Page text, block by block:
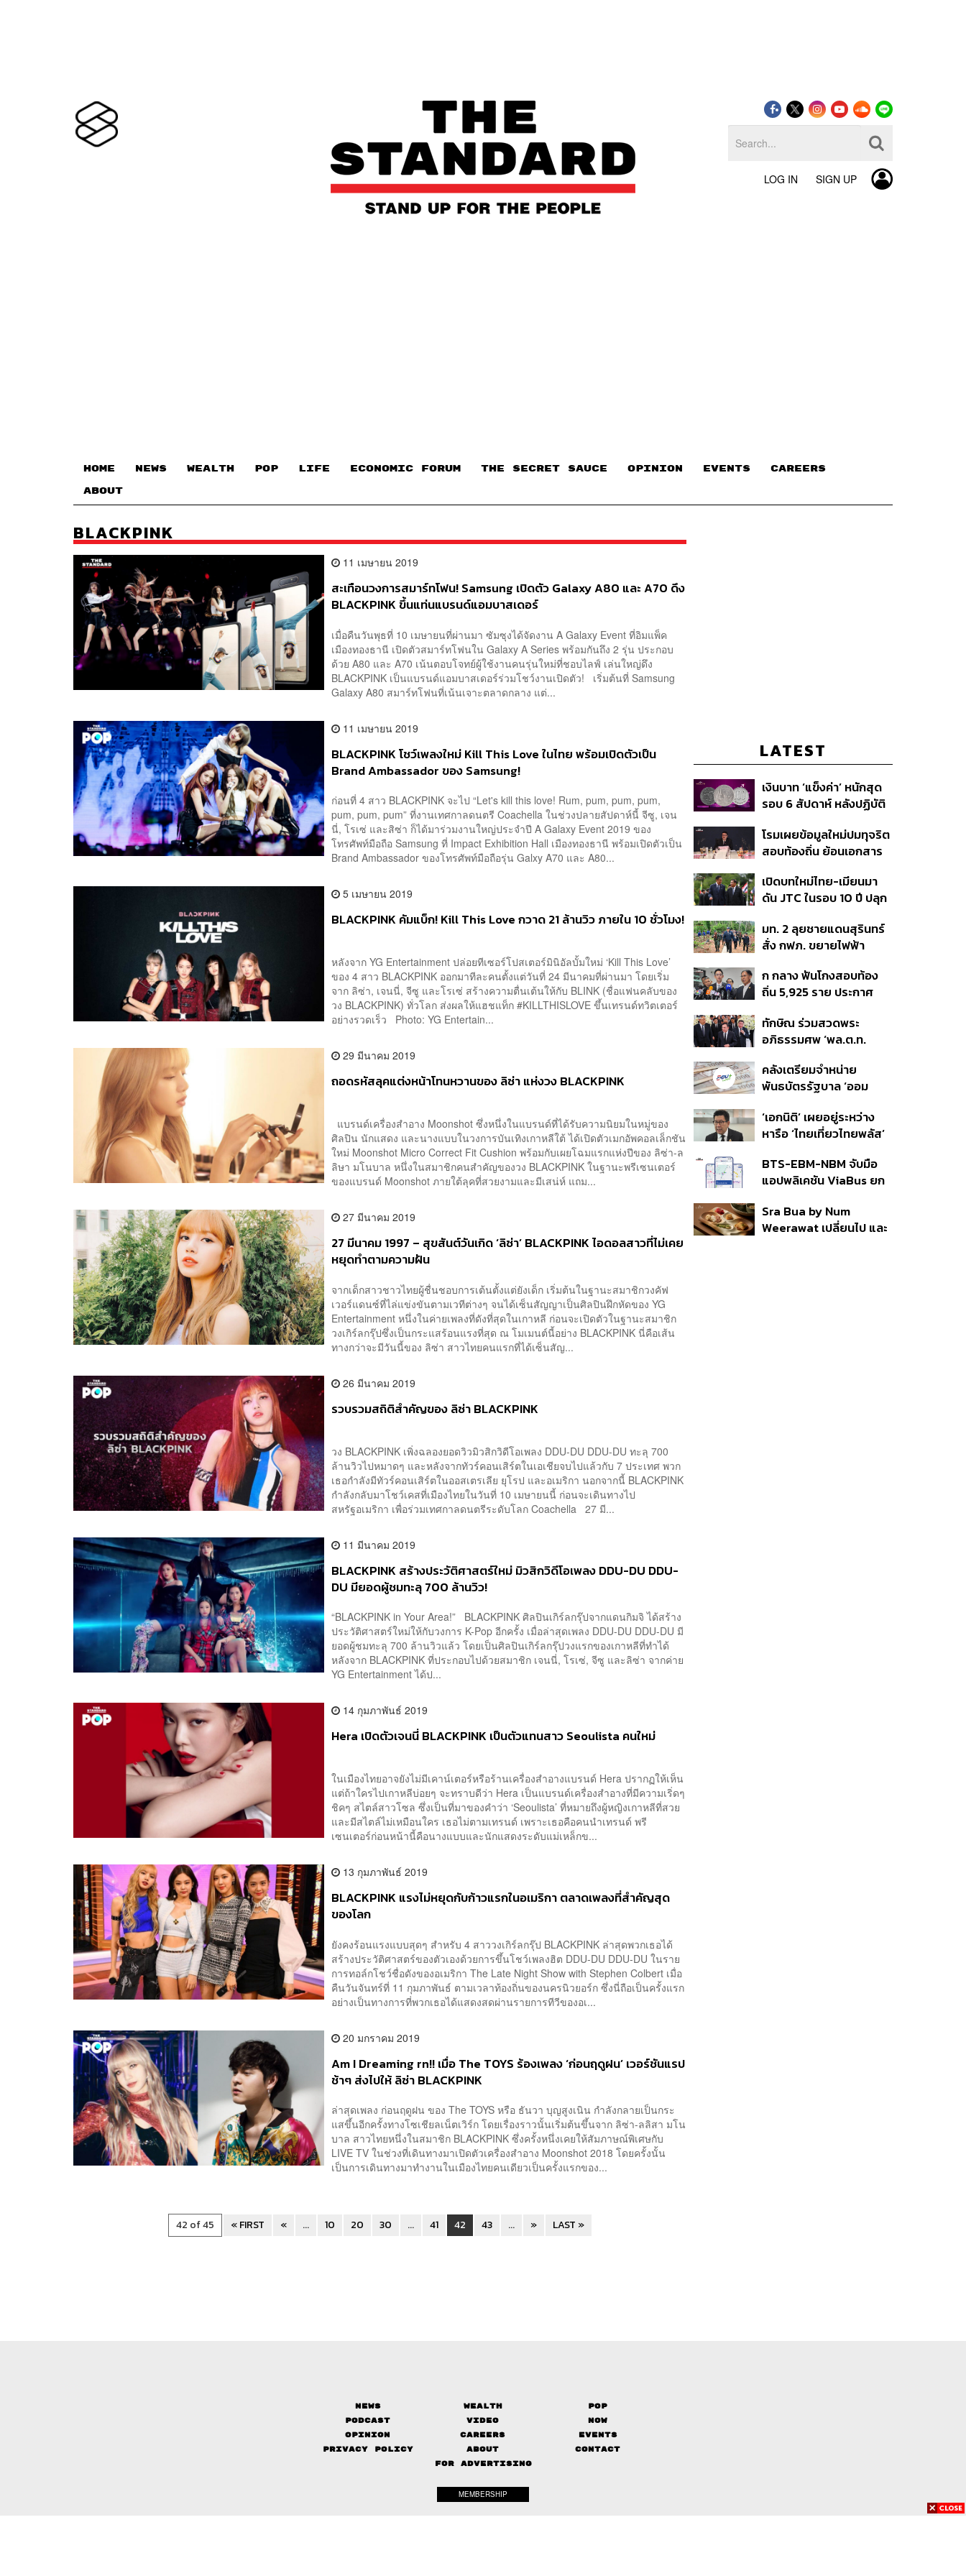
LOG IN SIGN UP
HOME NEWS WEALTH POP LIFE ECONOMIC FORUM THE SECRET SAUCE​ OPINION EVENTS CAREERS
ABOUT
BLACKPINK
11 เมษายน 2019
สะเทือนวงการสมาร์ทโฟน! Samsung เปิดตัว Galaxy A80 และ A70 ดึง
BLACKPINK ขึ้นแท่นแบรนด์แอมบาสเดอร์
เมื่อคืนวันพุธที่ 10 เมษายนที่ผ่านมา ซัมซุงได้จัดงาน A Galaxy Event ที่อิมแพ็ค
เมืองทองธานี เปิดตัวสมาร์ทโฟนใน Galaxy A Series พร้อมกันถึง 2 รุ่น ประกอบ
ด้วย A80 และ A70 เน้นตอบโจทย์ผู้ใช้งานคนรุ่นใหม่ที่ชอบไลฟ์ เล่นใหญ่ดึง
BLACKPINK เป็นแบรนด์แอมบาสเดอร์ร่วมโชว์งานเปิดตัว! เริ่มต้นที่ Samsung
Galaxy A80 สมาร์ทโฟนที่เน้นเจาะตลาดกลาง แต่...
11 เมษายน 2019
BLACKPINK โชว์เพลงใหม่ Kill This Love ในไทย พร้อมเปิดตัวเป็น
Brand Ambassador ของ Samsung!
ก่อนที่ 4 สาว BLACKPINK จะไป “Let's kill this love! Rum, pum, pum, pum,
pum, pum, pum” ที่งานเทศกาลดนตรี Coachella ในช่วงปลายสัปดาห์นี้ จีซู, เจน
นี่, โรเซ่ และสิซ่า ก็ได้มาร่วมงานใหญ่ประจำปี A Galaxy Event 2019 ของ
โทรศัพท์มือถือ Samsung ที่ Impact Exhibition Hall เมืองทองธานี พร้อมเปิดตัวเป็น
Brand Ambassador ของโทรศัพท์มือถือรุ่น Galxy A70 และ A80...
5 เมษายน 2019
BLACKPINK คัมแบ็ก! Kill This Love กวาด 21 ล้านวิว ภายใน 10 ชั่วโมง!
หลังจาก YG Entertainment ปล่อยทีเซอร์โปสเตอร์มินิอัลบั้มใหม่ ‘Kill This Love’
ของ 4 สาว BLACKPINK ออกมาทีละคนตั้งแต่วันที่ 24 มีนาคมที่ผ่านมา โดยเริ่ม
จาก ลิซ่า, เจนนี่, จีซู และโรเซ่ สร้างความตื่นเต้นให้กับ BLINK (ชื่อแฟนคลับของ
วง BLACKPINK) ทั่วโลก ส่งผลให้แฮชแท็ก #KILLTHISLOVE ขึ้นเทรนด์ทวิตเตอร์
อย่างรวดเร็ว Photo: YG Entertain...
29 มีนาคม 2019
ถอดรหัสลุคแต่งหน้าโทนหวานของ ลิซ่า แห่งวง BLACKPINK
แบรนด์เครื่องสำอาง Moonshot ซึ่งหนึ่งในแบรนด์ที่ได้รับความนิยมในหมู่ของ
ศิลปิน นักแสดง และนางแบบในวงการบันเทิงเกาหลีใต้ ได้เปิดตัวเมกอัพคอลเล็กชัน
ใหม่ Moonshot Micro Correct Fit Cushion พร้อมกับเผยโฉมแรกแห่งปีของ ลิซ่า-ล
ลิษา มโนบาล หนึ่งในสมาชิกคนสำคัญของวง BLACKPINK ในฐานะพรีเซนเตอร์
ของแบรนด์ Moonshot ภายใต้ลุคที่สวยงามและมีเสน่ห์ แถม...
27 มีนาคม 2019
27 มีนาคม 1997 – สุขสันต์วันเกิด ‘ลิซ่า’ BLACKPINK ไอดอลสาวที่ไม่เคย
หยุดทำตามความฝัน
จากเด็กสาวชาวไทยผู้ชื่นชอบการเต้นตั้งแต่ยังเด็ก เริ่มต้นในฐานะสมาชิกวงคัฟ
เวอร์แดนซ์ที่ไล่แข่งขันตามเวทีต่างๆ จนได้เซ็นสัญญาเป็นศิลปินฝึกหัดของ YG
Entertainment หนึ่งในค่ายเพลงที่ดังที่สุดในเกาหลี ก่อนจะเปิดตัวในฐานะสมาชิก
วงเกิร์ลกรุ๊ปซึ่งเป็นกระแสร้อนแรงที่สุด ณ โมเมนต์นี้อย่าง BLACKPINK นี่คือเส้น
ทางกว่าจะมีวันนี้ของ ลิซ่า สาวไทยคนแรกที่ได้เซ็นสัญ...
26 มีนาคม 2019
รวบรวมสถิติสำคัญของ ลิซ่า BLACKPINK
วง BLACKPINK เพิ่งฉลองยอดวิวมิวสิกวิดีโอเพลง DDU-DU DDU-DU ทะลุ 700
ล้านวิวไปหมาดๆ และหลังจากทัวร์คอนเสิร์ตในเอเชียจบไปแล้วกับ 7 ประเทศ พวก
เธอกำลังมีทัวร์คอนเสิร์ตในออสเตรเลีย ยุโรป และอเมริกา นอกจากนี้ BLACKPINK
กำลังกลับมาโชว์เคสที่เมืองไทยในวันที่ 10 เมษายนนี้ ก่อนจะเดินทางไป
สหรัฐอเมริกา เพื่อร่วมเทศกาลดนตรีระดับโลก Coachella 27 มี...
11 มีนาคม 2019
BLACKPINK สร้างประวัติศาสตร์ใหม่ มิวสิกวิดีโอเพลง DDU-DU DDU-
DU มียอดผู้ชมทะลุ 700 ล้านวิว!
“BLACKPINK in Your Area!” BLACKPINK ศิลปินเกิร์ลกรุ๊ปจากแดนกิมจิ ได้สร้าง
ประวัติศาสตร์ใหม่ให้กับวงการ K-Pop อีกครั้ง เมื่อล่าสุดเพลง DDU-DU DDU-DU มี
ยอดผู้ชมทะลุ 700 ล้านวิวแล้ว โดยเป็นศิลปินเกิร์ลกรุ๊ปวงแรกของเกาหลีที่ทำได้
หลังจาก BLACKPINK ที่ประกอบไปด้วยสมาชิก เจนนี่, โรเซ่, จีซู และลิซ่า จากค่าย
YG Entertainment ได้ป...
14 กุมภาพันธ์ 2019
Hera เปิดตัวเจนนี่ BLACKPINK เป็นตัวแทนสาว Seoulista คนใหม่
ในเมืองไทยอาจยังไม่มีเคาน์เตอร์หรือร้านเครื่องสำอางแบรนด์ Hera ปรากฏให้เห็น
แต่ถ้าใครไปเกาหลีบ่อยๆ จะทราบดีว่า Hera เป็นแบรนด์เครื่องสำอางที่มีความเริ่ดๆ
ชิคๆ สไตล์สาวโซล ซึ่งเป็นที่มาของคำว่า ‘Seoulista’ ที่หมายถึงผู้หญิงเกาหลีที่สวย
และมีสไตล์ไม่เหมือนใคร เธอไม่ตามเทรนด์ เพราะเธอคือคนนำเทรนด์ พรี
เซนเตอร์ก่อนหน้านี้คือนางแบบและนักแสดงระดับแม่เหล็กข...
13 กุมภาพันธ์ 2019
BLACKPINK แรงไม่หยุดกับก้าวแรกในอเมริกา ตลาดเพลงที่สำคัญสุด
ของโลก
ยังคงร้อนแรงแบบสุดๆ สำหรับ 4 สาววงเกิร์ลกรุ๊ป BLACKPINK ล่าสุดพวกเธอได้
สร้างประวัติศาสตร์ของตัวเองด้วยการขึ้นโชว์เพลงฮิต DDU-DU DDU-DU ในราย
การทอล์กโชว์ชื่อดังของอเมริกา The Late Night Show with Stephen Colbert เมื่อ
คืนวันจันทร์ที่ 11 กุมภาพันธ์ ตามเวลาท้องถิ่นของนครนิวยอร์ก ซึ่งนี่ถือเป็นครั้งแรก
อย่างเป็นทางการที่พวกเธอได้แสดงสดผ่านรายการทีวีของอเ...
20 มกราคม 2019
Am I Dreaming rn!! เมื่อ The TOYS ร้องเพลง ‘ก่อนฤดูฝน’ เวอร์ชันแรป
ช้าๆ ส่งไปให้ ลิซ่า BLACKPINK
ล่าสุดเพลง ก่อนฤดูฝน ของ The TOYS หรือ ธันวา บุญสูงเนิน กำลังกลายเป็นกระ
แสขึ้นอีกครั้งทางโซเชียลเน็ตเวิร์ก โดยเรื่องราวนั้นเริ่มต้นขึ้นจาก ลิซ่า-ลลิสา มโน
บาล สาวไทยหนึ่งในสมาชิก BLACKPINK ซึ่งครั้งหนึ่งเคยให้สัมภาษณ์พิเศษกับ
LIVE TV ในช่วงที่เดินทางมาเปิดตัวเครื่องสำอาง Moonshot 2018 โดยครั้งนั้น
เป็นการเดินทางมาทำงานในเมืองไทยคนเดียวเป็นครั้งแรกของ...
42 of 45 « FIRST « ... 10 20 30 ... 41 42 43 ... » LAST »
LATEST
เงินบาท ‘แข็งค่า’ หนักสุด
รอบ 6 สัปดาห์ หลังปฏิบัติ
สหรัฐฯ-ญี่ปุ่น Standard
Chartered เปิดเป้าสิ้นปีนี้
ต่อดอลลาร์
โรมเผยข้อมูลใหม่ปมทุจริต
สอบท้องถิ่น ย้อนเอกสาร
อนุทิน จ่อสอบต่อเอี่ยว
ตัดตอน ม.บูรพา หรือไม่
เปิดบทใหม่ไทย-เมียนมา
ดัน JTC ในรอบ 10 ปี ปลุก
ชายแดน ท่าเรือน้ำลึก
ทวาย
มท. 2 ลุยชายแดนสุรินทร์
สั่ง กฟภ. ขยายไฟฟ้า
350’ เสริมความมั่นคง
ชายแดน
ก กลาง ฟันโกงสอบท้อง
ถิ่น 5,925 ราย ประกาศ
ราย รอ ป.ป.ช. ขีดเส้นแล้ว
เสร็จ 31 ส.ค.
ทักษิณ ร่วมสวดพระ
อภิธรรมศพ ‘พล.ต.ท.
สิน’ สิริอายุ 103 ปี แกนนำ
เพื่อไทย-บุคคลหลาก
คลังเตรียมจำหน่าย
พันธบัตรรัฐบาล ‘ออม
ก.ย.นี้ อาจเพิ่มสัดส่วนการ
ขายแบบ Small Lot First
‘เอกนิติ’ เผยอยู่ระหว่าง
หารือ ‘ไทยเที่ยวไทยพลัส’
แสนล้าน มั่นใจงบต่อ ‘ไทย
ช่วยไทย พลัส’ เฟส 2 มี
BTS-EBM-NBM จับมือ
แอปพลิเคชัน ViaBus ยก
รถไฟฟ้า 3 สายแบบเรียล
ไทม์
Sra Bua by Num
Weerawat เปลี่ยนไป และ
News Wealth
Pop
Podcast
Video
Now
Opinion
Careers
Events
Privacy Policy
About
Contact
FOR ADVERTISING
MEMBERSHIP